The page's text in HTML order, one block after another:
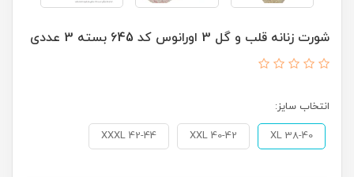
شورت زنانه قلب و گل 3 اورانوس کد 645 بسته 3 عددی
انتخاب سایز:
XL 38-40
XXL 40-42
XXXL 42-44